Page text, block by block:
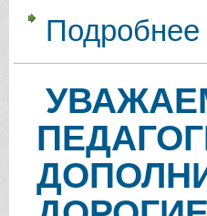
Подробнее